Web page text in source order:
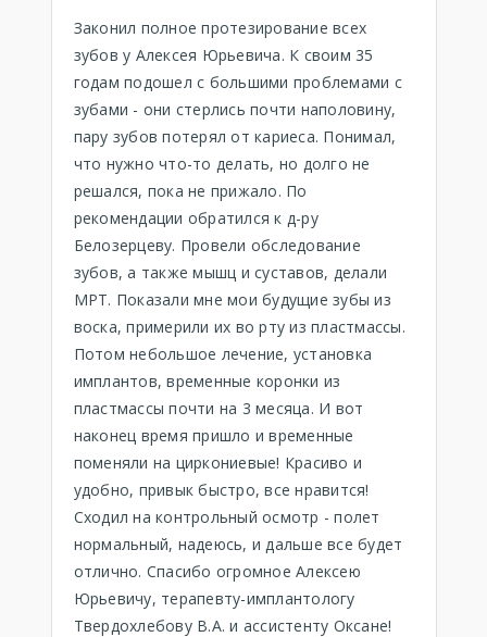
Законил полное протезирование всех
зубов у Алексея Юрьевича. К своим 35
годам подошел с большими проблемами с
зубами - они стерлись почти наполовину,
пару зубов потерял от кариеса. Понимал,
что нужно что-то делать, но долго не
решался, пока не прижало. По
рекомендации обратился к д-ру
Белозерцеву. Провели обследование
зубов, а также мышц и суставов, делали
МРТ. Показали мне мои будущие зубы из
воска, примерили их во рту из пластмассы.
Потом небольшое лечение, установка
имплантов, временные коронки из
пластмассы почти на 3 месяца. И вот
наконец время пришло и временные
поменяли на циркониевые! Красиво и
удобно, привык быстро, все нравится!
Сходил на контрольный осмотр - полет
нормальный, надеюсь, и дальше все будет
отлично. Спасибо огромное Алексею
Юрьевичу, терапевту-имплантологу
Твердохлебову В.А. и ассистенту Оксане!